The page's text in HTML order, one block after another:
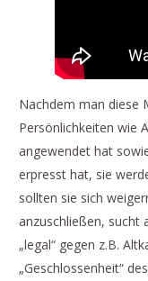
Nachdem man diese
Persönlichkeiten wie
angewendet hat
erpresst hat, sie
sollten sie sich
anzuschließen, sucht
„legal“ gegen z.B.
„Geschlossenheit“